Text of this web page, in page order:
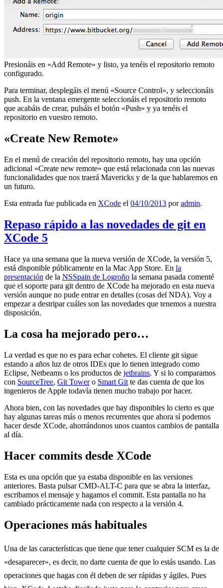
Presionáis en «Add Remote» y listo, ya tenéis el repositorio remoto
configurado.
Para terminar, desplegáis el menú «Source Control», y seleccionáis
push. En la ventana emergente seleccionáis el repositorio remoto
que acabáis de crear, pulsáis el botón «Push» y ya tenéis el
repositorio en vuestro remoto.
«Create New Remote»
En el menú de creación del repositorio remoto, hay una opción
adicional «Create new remote» que está relacionada con las nuevas
funcionalidades que nos traerá Mavericks y de la que hablaremos en
un futuro.
Esta entrada fue publicada en XCode el 04/10/2013 poradmin.
Repaso rápido a las novedades de git en
XCode 5
Hace ya una semana que la nueva versión de XCode, la versión 5,
está disponible públicamente en la Mac App Store. En la
presentación de la NSSpain de Logroño la semana pasada comenté
que el soporte para git dentro de XCode ha mejorado en esta nueva
versión aunque no pude entrar en detalles (cosas del NDA). Voy a
empezar a destripar cuáles son las novedades que tenemos a nuestra
disposición.
La cosa ha mejorado pero…
La verdad es que no es para echar cohetes. El cliente git sigue
estando a años luz de otros IDEs que lo tienen integrado como
Eclipse, Netbeams o los productos de jetbrains. Y si lo comparamos
con SourceTree, Git Towero Smart Git te das cuenta de que los
ingenieros de Apple todavía tienen mucho trabajo por hacer.
Ahora bien, con las novedades que hay disponibles lo cierto es que
hay algunas tareas más o menos recurrentes que ahora sí podemos
hacer desde XCode, ahorrándonos unos cuantos cambios de pantalla
al día.
Hacer commits desde XCode
Esta es una opción que ya estaba disponible en las versiones
anteriores. Basta pulsar CMD-ALT-C para que se abra la interfaz,
escribamos el mensaje y hagamos el commit. Esta pantalla no ha
cambiado prácticamente nada con respecto a la versión 4.
Operaciones más habituales
Una de las características que tiene que tener cualquier SCM es la de
«desaparecer», es decir, no darte cuenta de que lo estás usando. Las
operaciones que hagas con él deben de ser rápidas y ágiles. Pues